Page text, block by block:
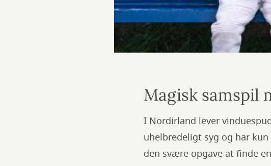
Magisk samspil
I Nordirland lever
uhelbredeligt syg og har
den svære opgave at finde